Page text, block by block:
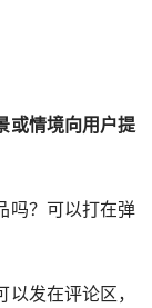
或情境向用户提
吗？可以打在弹
发在评论区，